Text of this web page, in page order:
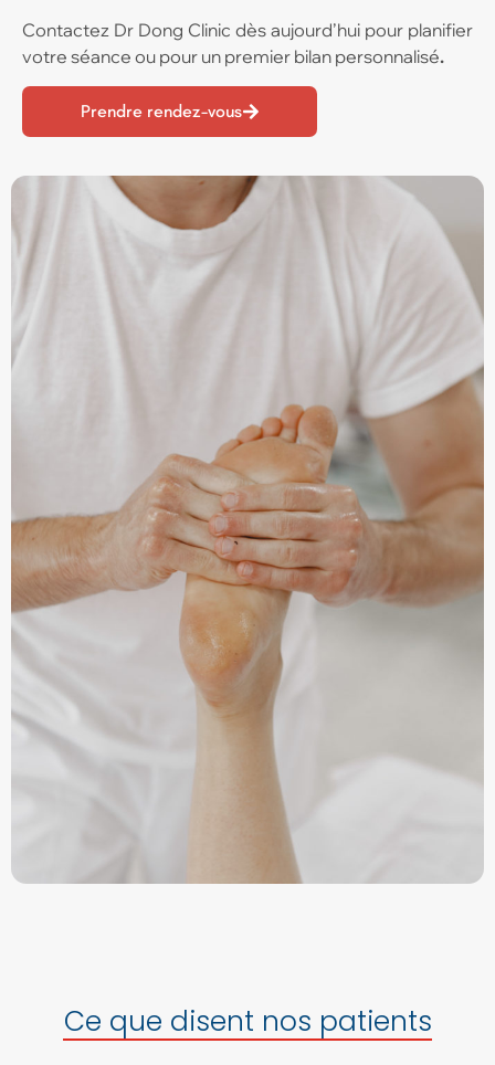
Contactez Dr Dong Clinic dès aujourd’hui pour planifier
votre séance ou pour un premier bilan personnalisé.
Prendre rendez-vous
Ce que disent nos patients